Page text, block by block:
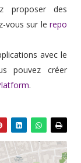
proposer des
vous sur lerepo
avec le
pouvez créer
.